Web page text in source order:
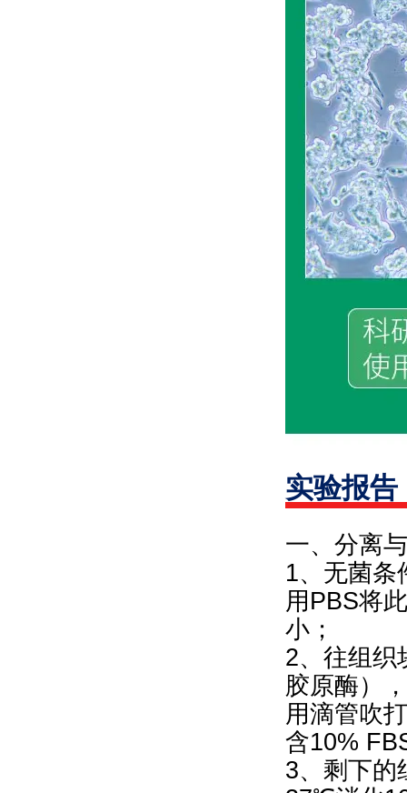
实验报告
一、分离
1、无菌条
用PBS将
小；
2、往组织
胶原酶）
用滴管吹
含10%
3、剩下的